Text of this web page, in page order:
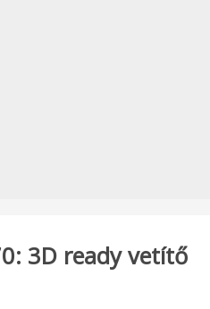
3D ready vetítő